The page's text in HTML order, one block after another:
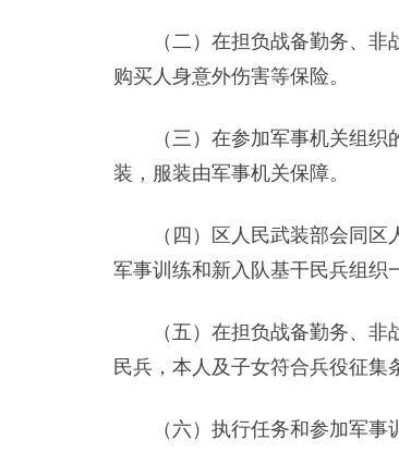
（二）在担负战备勤务、非战
购买人身意外伤害等保险。
（三）在参加军事机关组织的
装，服装由军事机关保障。
（四）区人民武装部会同区人
军事训练和新入队基干民兵组织
（五）在担负战备勤务、非战
民兵，本人及子女符合兵役征集
（六）执行任务和参加军事训